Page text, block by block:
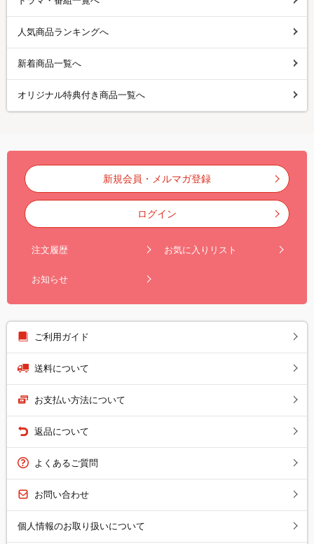
人気商品ランキングへ
新着商品一覧へ
オリジナル特典付き商品一覧へ
新規会員・メルマガ登録
ログイン
注文履歴 お気に入りリスト
お知らせ
ご利用ガイド
送料について
お支払い方法について
返品について
よくあるご質問
お問い合わせ
個人情報のお取り扱いについて